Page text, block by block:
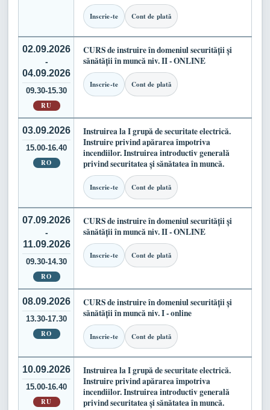
Inscrie-te Cont de plată
02.09.2026
-
04.09.2026
09.30-15.30
RU
CURS de instruire în domeniul securității și
sănătății în muncă niv. II - ONLINE
Inscrie-te Cont de plată
03.09.2026
15.00-16.40
RO
Instruirea la I grupă de securitate electrică.
Instruire privind apărarea împotriva
incendiilor. Instruirea introductiv generală
privind securitatea și sănătatea în muncă.
Inscrie-te Cont de plată
07.09.2026
-
11.09.2026
09.30-14.30
RO
CURS de instruire în domeniul securității și
sănătății în muncă niv. II - ONLINE
Inscrie-te Cont de plată
08.09.2026
13.30-17.30
RO
CURS de instruire în domeniul securității și
sănătății în muncă niv. I - online
Inscrie-te Cont de plată
10.09.2026
15.00-16.40
RU
Instruirea la I grupă de securitate electrică.
Instruire privind apărarea împotriva
incendiilor. Instruirea introductiv generală
privind securitatea și sănătatea în muncă.